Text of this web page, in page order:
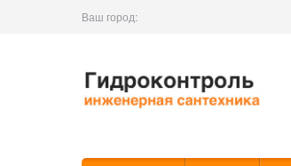
Ваш город: